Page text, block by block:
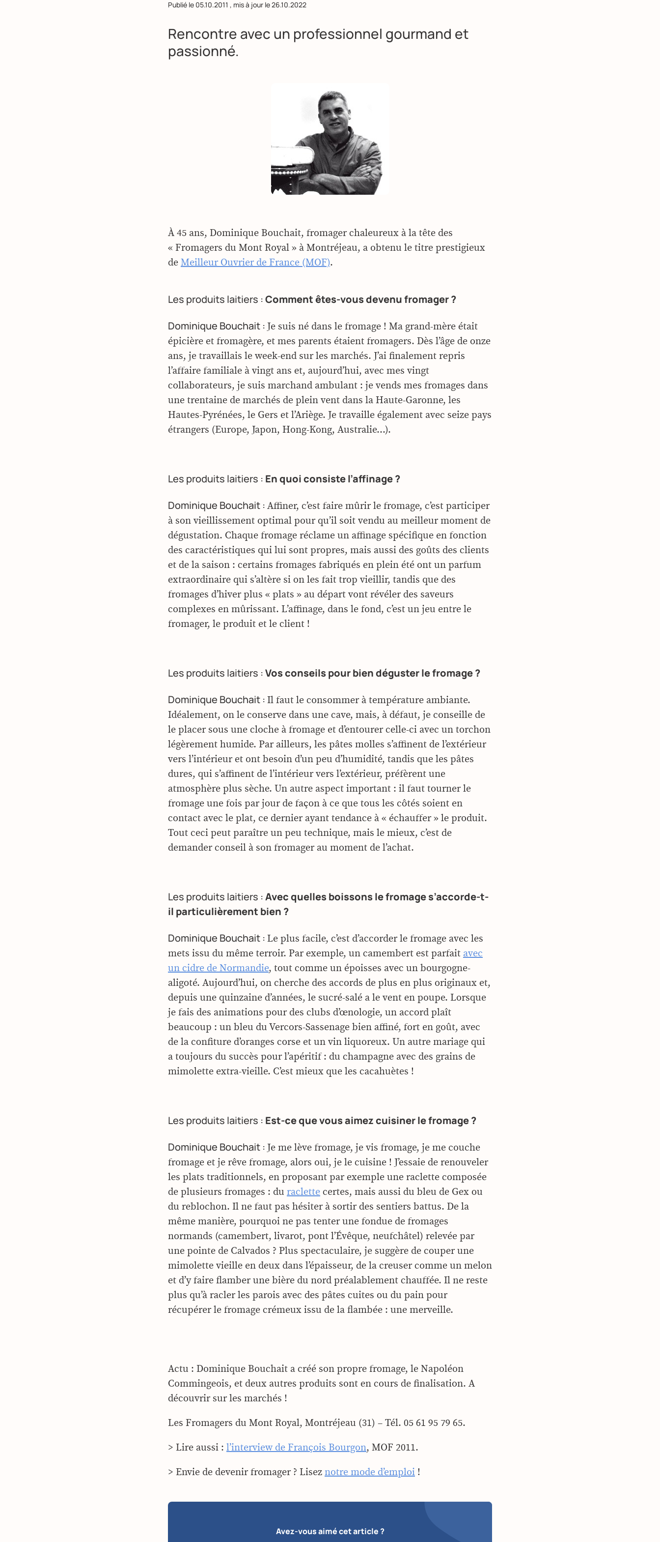
Publié le 05.10.2011 , mis à jour le26.10.2022
Rencontre avec un professionnel gourmand et
passionné.
À 45 ans, Dominique Bouchait, fromager chaleureux à la tête des
« Fromagers du Mont Royal » à Montréjeau, a obtenu le titre prestigieux
de Meilleur Ouvrier de France (MOF).
Les produits laitiers :Comment êtes-vous devenu fromager ?
Dominique Bouchait : Je suis né dans le fromage ! Ma grand-mère était
épicière et fromagère, et mes parents étaient fromagers. Dès l’âge de onze
ans, je travaillais le week-end sur les marchés. J’ai finalement repris
l’affaire familiale à vingt ans et, aujourd’hui, avec mes vingt
collaborateurs, je suis marchand ambulant : je vends mes fromages dans
une trentaine de marchés de plein vent dans la Haute-Garonne, les
Hautes-Pyrénées, le Gers et l’Ariège. Je travaille également avec seize pays
étrangers (Europe, Japon, Hong-Kong, Australie…).
Les produits laitiers : En quoi consiste l’affinage ?
Dominique Bouchait : Affiner, c’est faire mûrir le fromage, c’est participer
à son vieillissement optimal pour qu’il soit vendu au meilleur moment de
dégustation. Chaque fromage réclame un affinage spécifique en fonction
des caractéristiques qui lui sont propres, mais aussi des goûts des clients
et de la saison : certains fromages fabriqués en plein été ont un parfum
extraordinaire qui s’altère si on les fait trop vieillir, tandis que des
fromages d’hiver plus « plats » au départ vont révéler des saveurs
complexes en mûrissant. L’affinage, dans le fond, c’est un jeu entre le
fromager, le produit et le client !
Les produits laitiers :Vos conseils pour bien déguster le fromage ?
Dominique Bouchait : Il faut le consommer à température ambiante.
Idéalement, on le conserve dans une cave, mais, à défaut, je conseille de
le placer sous une cloche à fromage et d’entourer celle-ci avec un torchon
légèrement humide. Par ailleurs, les pâtes molles s’affinent de l’extérieur
vers l’intérieur et ont besoin d’un peu d’humidité, tandis que les pâtes
dures, qui s’affinent de l’intérieur vers l’extérieur, préfèrent une
atmosphère plus sèche. Un autre aspect important : il faut tourner le
fromage une fois par jour de façon à ce que tous les côtés soient en
contact avec le plat, ce dernier ayant tendance à « échauffer » le produit.
Tout ceci peut paraître un peu technique, mais le mieux, c’est de
demander conseil à son fromager au moment de l’achat.
Les produits laitiers :Avec quelles boissons le fromage s’accorde-t-
il particulièrement bien ?
Dominique Bouchait : Le plus facile, c’est d’accorder le fromage avec les
mets issu du même terroir. Par exemple, un camembert est parfait avec
un cidre de Normandie, tout comme un époisses avec un bourgogne-
aligoté. Aujourd’hui, on cherche des accords de plus en plus originaux et,
depuis une quinzaine d’années, le sucré-salé a le vent en poupe. Lorsque
je fais des animations pour des clubs d’œnologie, un accord plaît
beaucoup : un bleu du Vercors-Sassenage bien affiné, fort en goût, avec
de la confiture d’oranges corse et un vin liquoreux. Un autre mariage qui
a toujours du succès pour l’apéritif : du champagne avec des grains de
mimolette extra-vieille. C’est mieux que les cacahuètes !
Les produits laitiers : Est-ce que vous aimez cuisiner le fromage ?
Dominique Bouchait : Je me lève fromage, je vis fromage, je me couche
fromage et je rêve fromage, alors oui, je le cuisine ! J’essaie de renouveler
les plats traditionnels, en proposant par exemple une raclette composée
de plusieurs fromages : du raclette certes, mais aussi du bleu de Gex ou
du reblochon. Il ne faut pas hésiter à sortir des sentiers battus. De la
même manière, pourquoi ne pas tenter une fondue de fromages
normands (camembert, livarot, pont l’Évêque, neufchâtel) relevée par
une pointe de Calvados ? Plus spectaculaire, je suggère de couper une
mimolette vieille en deux dans l’épaisseur, de la creuser comme un melon
et d’y faire flamber une bière du nord préalablement chauffée. Il ne reste
plus qu’à racler les parois avec des pâtes cuites ou du pain pour
récupérer le fromage crémeux issu de la flambée : une merveille.
Actu : Dominique Bouchait a créé son propre fromage, le Napoléon
Commingeois, et deux autres produits sont en cours de finalisation. A
découvrir sur les marchés !
Les Fromagers du Mont Royal, Montréjeau (31) – Tél. 05 61 95 79 65.
> Lire aussi : l’interview de François Bourgon, MOF 2011.
> Envie de devenir fromager ? Lisez notre mode d’emploi !
Avez-vous aimé cet article ?